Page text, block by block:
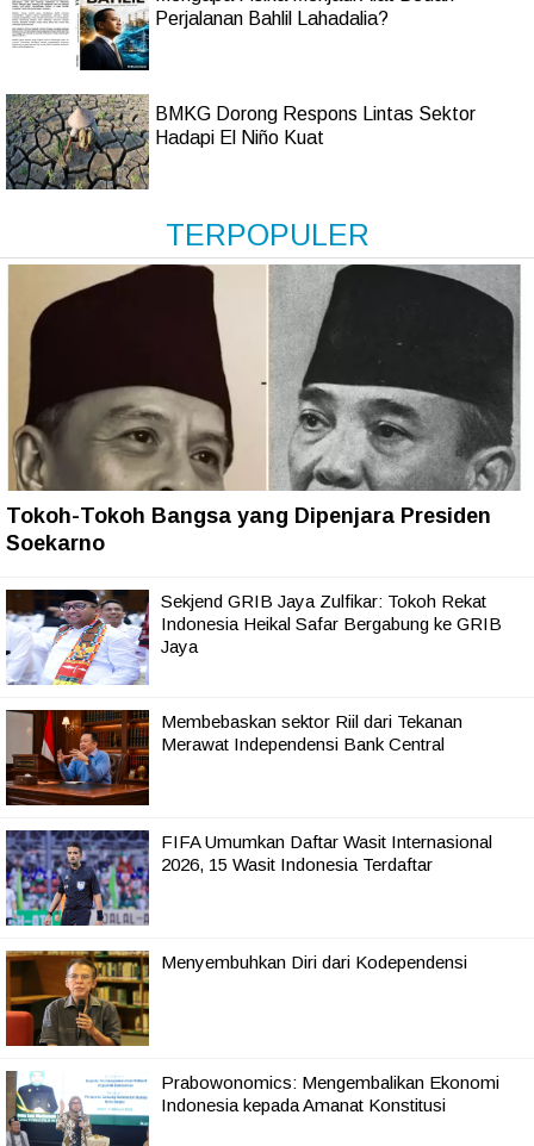
Perjalanan Bahlil Lahadalia?
BMKG Dorong Respons Lintas Sektor
Hadapi El Niño Kuat
TERPOPULER
Tokoh-Tokoh Bangsa yang Dipenjara Presiden
Soekarno
Sekjend GRIB Jaya Zulfikar: Tokoh Rekat
Indonesia Heikal Safar Bergabung ke GRIB
Jaya
Membebaskan sektor Riil dari Tekanan
Merawat Independensi Bank Central
FIFA Umumkan Daftar Wasit Internasional
2026, 15 Wasit Indonesia Terdaftar
Menyembuhkan Diri dari Kodependensi
Prabowonomics: Mengembalikan Ekonomi
Indonesia kepada Amanat Konstitusi